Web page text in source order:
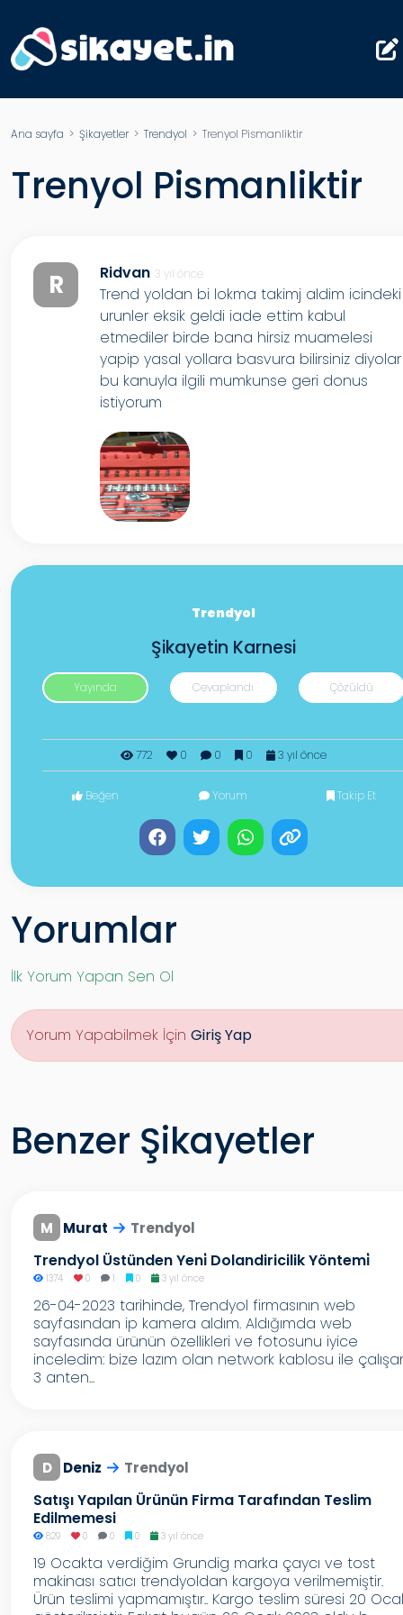
Ana sayfa > Şikayetler> Trendyol > Trenyol Pismanliktir
Trenyol Pismanliktir
R Ridvan 3 yıl önce
Trend yoldan bi lokma takimj aldim icindeki
urunler eksik geldi iade ettim kabul
etmediler birde bana hirsiz muamelesi
yapip yasal yollara basvura bilirsiniz diyolar
bu kanuyla ilgili mumkunse geri donus
istiyorum
Trendyol
Şikayetin Karnesi
Yayında Cevaplandı Çözüldü
772 0 0 0 3 yıl önce
Beğen Yorum Takip Et
Yorumlar
İlk Yorum Yapan Sen Ol
Yorum Yapabilmek İçin Giriş Yap
Benzer Şikayetler
M Murat Trendyol
Trendyol Üstünden Yeni̇ Dolandiricilik Yöntemi̇
1374 0 1 0 3 yıl önce
26-04-2023 tarihinde, Trendyol firmasının web
sayfasından ip kamera aldım. Aldığımda web
sayfasında ürünün özellikleri ve fotosunu iyice
inceledim: bize lazım olan network kablosu ile
3 anten...
D Deniz Trendyol
Satışı Yapılan Ürünün Firma Tarafından Teslim
Edilmemesi
829 0 0 0 3 yıl önce
19 Ocakta verdiğim Grundig marka çaycı ve tost
makinası satıcı trendyoldan kargoya verilmemiştir.
Ürün teslimi yapmamıştır.. Kargo teslim süresi 20